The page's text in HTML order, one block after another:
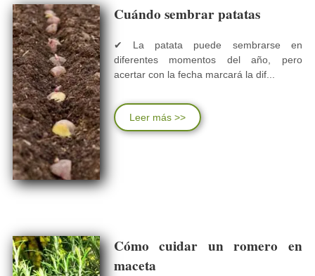
Cuándo sembrar patatas
✔ La patata puede sembrarse en
diferentes momentos del año, pero
acertar con la fecha marcará la dif...
Leer más >>
Cómo cuidar un romero en
maceta